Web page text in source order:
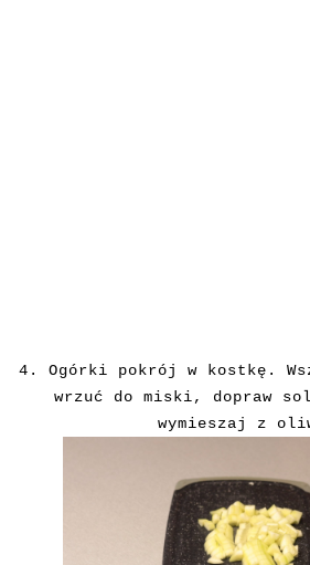
4. Ogórki pokrój w kostkę.
wrzuć do miski, dopraw
wymieszaj z